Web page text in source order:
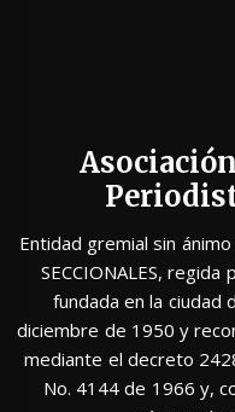
Entidad gremial sin
SECCIONALES,
fundada en la ciudad
diciembre de 1950 y
mediante el decreto
No. 4144 de 1966 y,